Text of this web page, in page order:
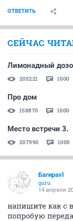
ОТВЕТИТЬ
СЕЙЧАС
Лимонадный
205221 1000
Про дом
158870 1000
Место встречи 3.
207990 1000
Багираvl
guru
14 апреля
напишите как с
попробую